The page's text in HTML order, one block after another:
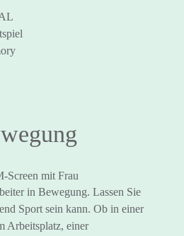
in Bewegung. Lassen Sie
Sport sein kann. Ob in einer
Arbeitsplatz, einer